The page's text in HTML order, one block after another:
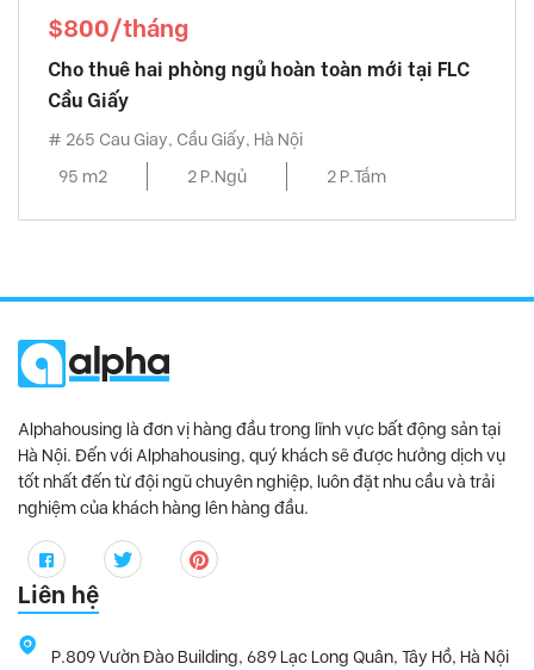
$800/tháng
Cho thuê hai phòng ngủ hoàn toàn mới tại FLC
Cầu Giấy
# 265 Cau Giay, Cầu Giấy, Hà Nội
95 m2
2 P.Ngủ 2 P.Tắm
Alphahousing là đơn vị hàng đầu trong lĩnh vực bất động sản tại
Hà Nội. Đến với Alphahousing, quý khách sẽ được hưởng dịch vụ
tốt nhất đến từ đội ngũ chuyên nghiệp, luôn đặt nhu cầu và trải
nghiệm của khách hàng lên hàng đầu.
Liên hệ
P.809 Vườn Đào Building, 689 Lạc Long Quân, Tây Hồ, Hà Nội